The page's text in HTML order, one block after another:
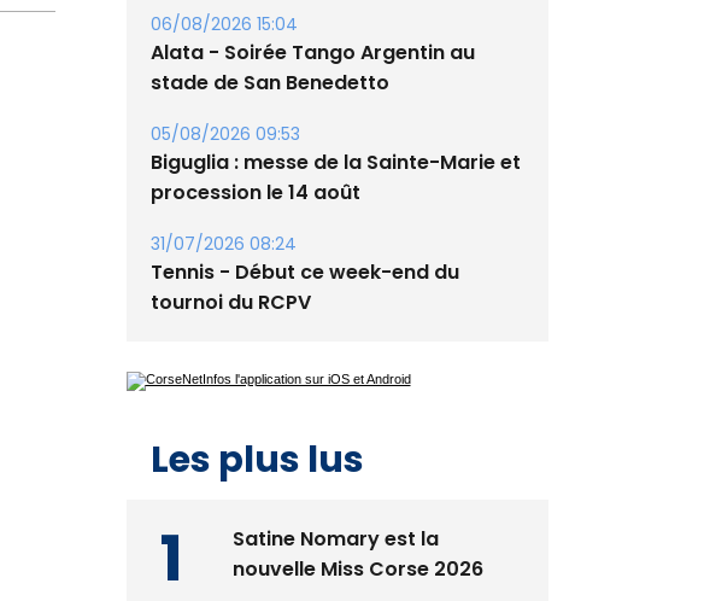
06/08/2026 15:04
Alata - Soirée Tango Argentin au
stade de San Benedetto
05/08/2026 09:53
Biguglia : messe de la Sainte-Marie et
procession le 14 août
31/07/2026 08:24
Tennis - Début ce week-end du
tournoi du RCPV
Les plus lus
Satine Nomary est la
nouvelle Miss Corse 2026